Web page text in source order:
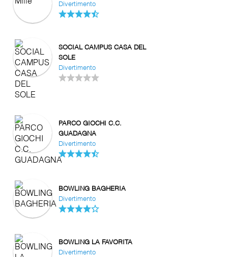
Divertimento
SOCIAL CAMPUS CASA DEL
SOLE
Divertimento
PARCO GIOCHI C.C.
GUADAGNA
Divertimento
BOWLING BAGHERIA
Divertimento
BOWLING LA FAVORITA
Divertimento